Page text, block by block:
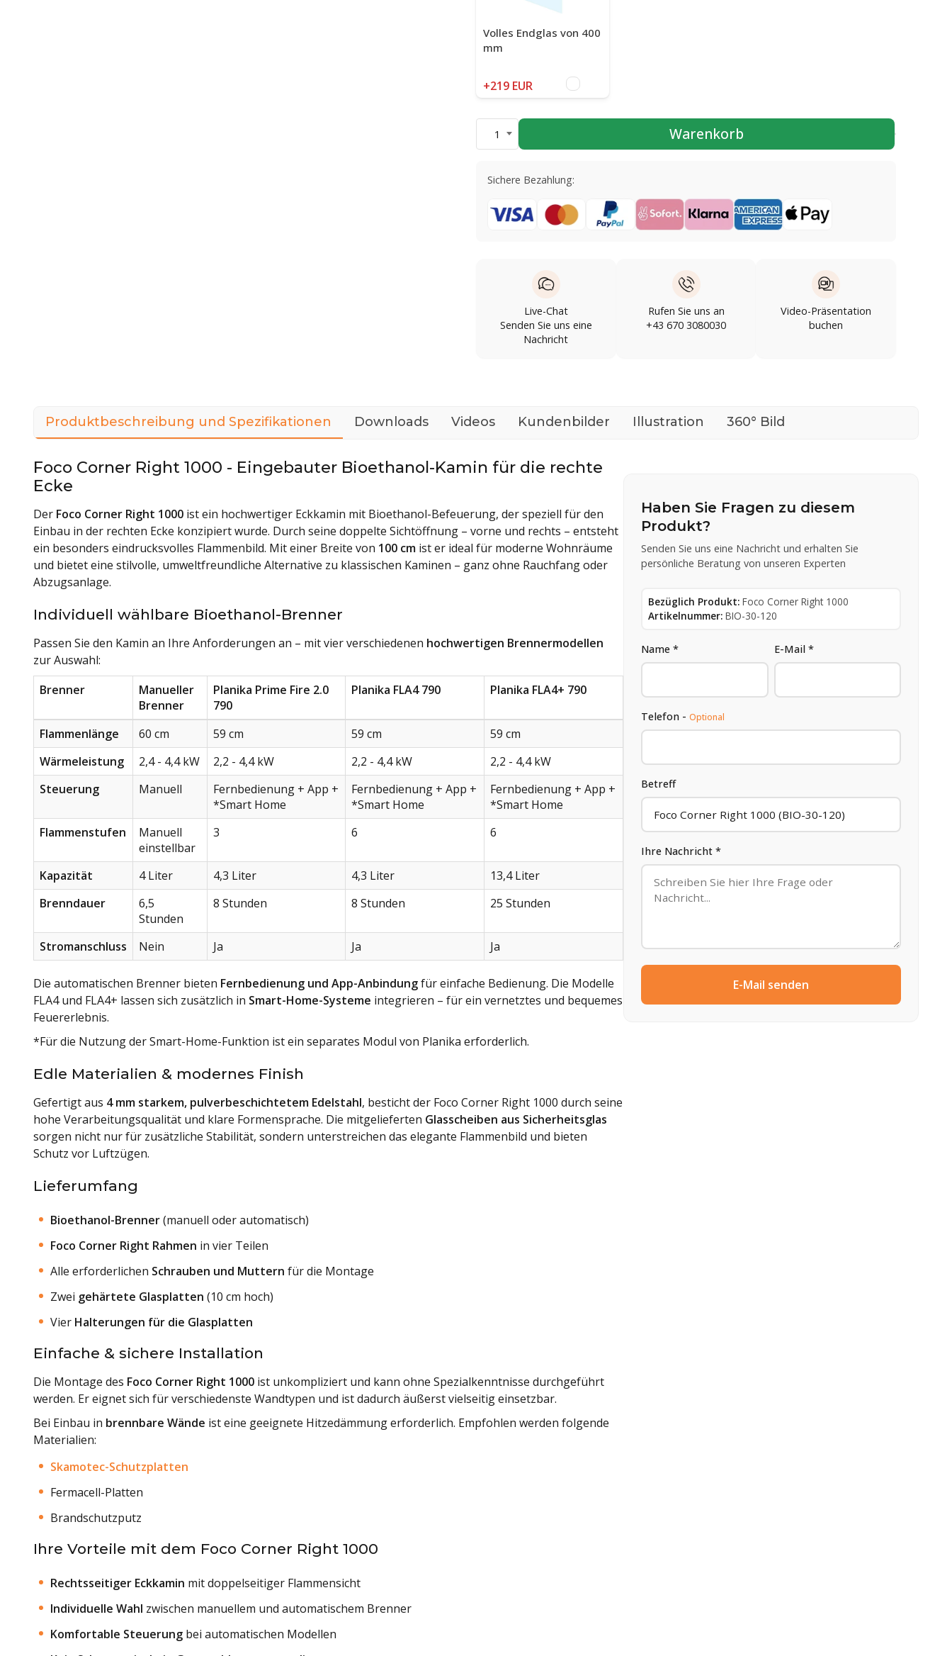
Volles Endglas von 400
mm
+219 EUR
1 Warenkorb
Sichere Bezahlung:
Live-Chat
Senden Sie uns eine
Nachricht
Rufen Sie uns an
+43 670 3080030
Video-Präsentation
buchen
Produktbeschreibung und Spezifikationen Downloads Videos Kundenbilder Illustration 360° Bild
Foco Corner Right 1000 - Eingebauter Bioethanol-Kamin für die rechte
Ecke
Der Foco Corner Right 1000 ist ein hochwertiger Eckkamin mit Bioethanol-Befeuerung, der speziell für den
Einbau in der rechten Ecke konzipiert wurde. Durch seine doppelte Sichtöffnung – vorne und rechts – entsteht
ein besonders eindrucksvolles Flammenbild. Mit einer Breite von 100 cm ist er ideal für moderne Wohnräume
und bietet eine stilvolle, umweltfreundliche Alternative zu klassischen Kaminen – ganz ohne Rauchfang oder
Abzugsanlage.
Individuell wählbare Bioethanol-Brenner
Passen Sie den Kamin an Ihre Anforderungen an – mit vier verschiedenen hochwertigen Brennermodellen
zur Auswahl:
Brenner
Manueller
Brenner
Planika Prime Fire 2.0
790
Planika FLA4 790 Planika FLA4+ 790
Flammenlänge 60 cm 59 cm 59 cm
59 cm
Wärmeleistung
2,4 - 4,4 kW 2,2 - 4,4 kW 2,2 - 4,4 kW
2,2 - 4,4 kW
Steuerung
Manuell
Fernbedienung + App +
*Smart Home
Fernbedienung + App +
*Smart Home
Fernbedienung + App +
*Smart Home
Flammenstufen
Manuell
einstellbar
3 6 6
Kapazität 4 Liter 4,3 Liter 4,3 Liter
13,4 Liter
Brenndauer
6,5
Stunden
8 Stunden 8 Stunden 25 Stunden
Stromanschluss Nein Ja Ja Ja
Die automatischen Brenner bieten Fernbedienung und App-Anbindungfür einfache Bedienung. Die Modelle
FLA4 und FLA4+ lassen sich zusätzlich in Smart-Home-Systeme integrieren – für ein vernetztes und bequemes
Feuererlebnis.
*Für die Nutzung der Smart-Home-Funktion ist ein separates Modul von Planika erforderlich.
Edle Materialien & modernes Finish
Gefertigt aus 4 mm starkem, pulverbeschichtetem Edelstahl, besticht der Foco Corner Right 1000 durch seine
hohe Verarbeitungsqualität und klare Formensprache. Die mitgelieferten Glasscheiben aus Sicherheitsglas
sorgen nicht nur für zusätzliche Stabilität, sondern unterstreichen das elegante Flammenbild und bieten
Schutz vor Luftzügen.
Lieferumfang
Bioethanol-Brenner(manuell oder automatisch)
Foco Corner Right Rahmen in vier Teilen
Alle erforderlichen Schrauben und Muttern für die Montage
Zwei gehärtete Glasplatten (10 cm hoch)
Vier Halterungen für die Glasplatten
Einfache & sichere Installation
Die Montage des Foco Corner Right 1000 ist unkompliziert und kann ohne Spezialkenntnisse durchgeführt
werden. Er eignet sich für verschiedenste Wandtypen und ist dadurch äußerst vielseitig einsetzbar.
Bei Einbau in brennbare Wände ist eine geeignete Hitzedämmung erforderlich. Empfohlen werden folgende
Materialien:
Skamotec-Schutzplatten
Fermacell-Platten
Brandschutzputz
Ihre Vorteile mit dem Foco Corner Right 1000
Rechtsseitiger Eckkamin mit doppelseitiger Flammensicht
Individuelle Wahl zwischen manuellem und automatischem Brenner
Komfortable Steuerung bei automatischen Modellen
Haben Sie Fragen zu diesem
Produkt?
Senden Sie uns eine Nachricht und erhalten Sie
persönliche Beratung von unseren Experten
Bezüglich Produkt: Foco Corner Right 1000
Artikelnummer: BIO-30-120
Name * E-Mail *
Telefon -Optional
Betreff
Ihre Nachricht *
E-Mail senden